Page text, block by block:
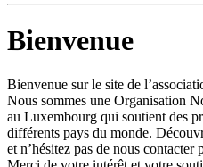
Bienvenue
Bienvenue sur le site de
Nous sommes une Organisation
au Luxembourg qui soutient des
différents pays du monde.
et n’hésitez pas de nous